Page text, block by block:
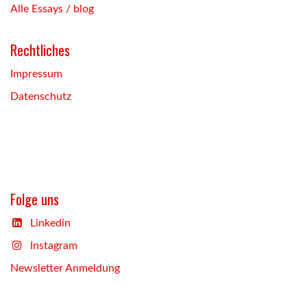
Alle Essays / blog
Rechtliches
Impressum
Datenschutz
Folge uns
Linkedin
Instagram
Newsletter Anmeldung